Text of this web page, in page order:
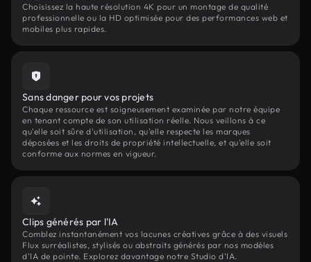
Choisissez la haute résolution 4K pour un montage de qualité
professionnelle ou la HD optimisée pour des performances web et
mobiles plus rapides.
Sans danger pour vos projets
Chaque ressource est soigneusement examinée par notre équipe
en tenant compte de son utilisation réelle. Nous veillons à ce
qu'elle soit sûre d'utilisation, qu'elle respecte les marques
déposées et les droits de propriété intellectuelle, et qu'elle soit
conforme aux normes en vigueur.
Clips générés par l'IA
Comblez instantanément vos lacunes créatives grâce à des visuels
Flux surréalistes, stylisés ou abstraits générés par nos modèles
d'IA de pointe. Explorez davantage notre Studio d'IA.